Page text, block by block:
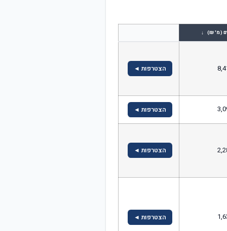
(מ' ₪) ↓
הצטרפות ◄
הצטרפות ◄
הצטרפות ◄
הצטרפות ◄